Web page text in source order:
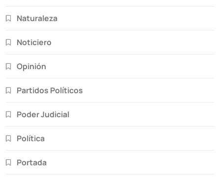
Naturaleza
Noticiero
Opinión
Partidos Políticos
Poder Judicial
Política
Portada